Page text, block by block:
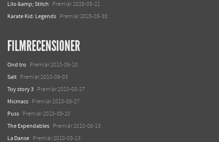
Lilo &amp; Stitch Premiär 2025-05-21
Karate Kid: Legends Premiär 2025-05-30
FILMRECENSIONER
Ond tro Premiär 2010-09-10
Salt Premiär 2010-09-03
Toy story 3 Premiär 2010-08-27
Micmacs Premiär 2010-08-27
Puss Premiär 2010-08-20
The Expendables Premiär 2010-08-13
La Danse Premiär 2010-08-13